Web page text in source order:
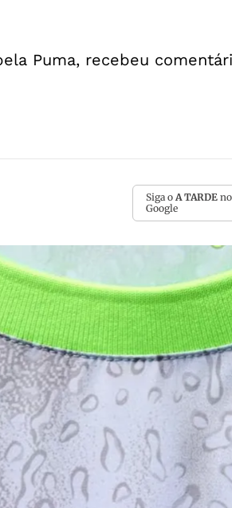
Puma, recebeu
Siga o A TARDE no
Google